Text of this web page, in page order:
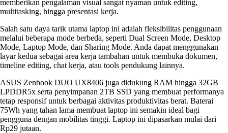
memberikan pengalaman visual sangat nyaman untuk editing,
multitasking, hingga presentasi kerja.
Salah satu daya tarik utama laptop ini adalah fleksibilitas penggunaan
melalui beberapa mode berbeda, seperti Dual Screen Mode, Desktop
Mode, Laptop Mode, dan Sharing Mode. Anda dapat menggunakan
layar kedua sebagai area kerja tambahan untuk membuka dokumen,
timeline editing, chat kerja, atau tools pendukung lainnya.
ASUS Zenbook DUO UX8406 juga didukung RAM hingga 32GB
LPDDR5x serta penyimpanan 2TB SSD yang membuat performanya
tetap responsif untuk berbagai aktivitas produktivitas berat. Baterai
75Wh yang tahan lama membuat laptop ini semakin ideal bagi
pengguna dengan mobilitas tinggi. Laptop ini dipasarkan mulai dari
Rp29 jutaan.